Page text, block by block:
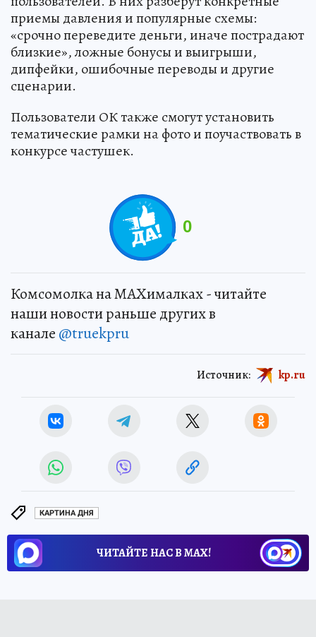
приемы давления и популярные схемы:
«срочно переведите деньги, иначе пострадают
близкие», ложные бонусы и выигрыши,
дипфейки, ошибочные переводы и другие
сценарии.
Пользователи ОК также смогут установить
тематические рамки на фото и поучаствовать в
конкурсе частушек.
0
Комсомолка на MAXималках - читайте
наши новости раньше других в
канале @truekpru
Источник: kp.ru
КАРТИНА ДНЯ
ЧИТАЙТЕ НАС В МАХ!